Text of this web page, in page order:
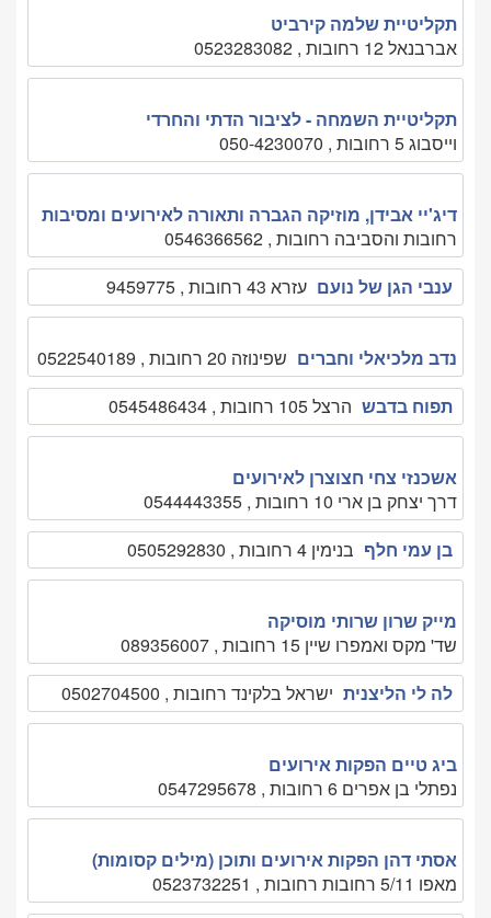
תקליטיית שלמה קירביט
אברבנאל 12 רחובות , 0523283082
תקליטיית השמחה - לציבור הדתי והחרדי
וייסבוג 5 רחובות , 050-4230070
דיג'יי אבידן, מוזיקה הגברה ותאורה לאירועים ומסיבות
רחובות והסביבה רחובות , 0546366562
ענבי הגן של נועם עזרא 43 רחובות , 9459775
נדב מלכיאלי וחברים שפינוזה 20 רחובות , 0522540189
תפוח בדבש הרצל 105 רחובות , 0545486434
אשכנזי צחי חצוצרן לאירועים
דרך יצחק בן ארי 10 רחובות , 0544443355
בן עמי חלף בנימין 4 רחובות , 0505292830
מייק שרון שרותי מוסיקה
שד' מקס ואמפרו שיין 15 רחובות , 089356007
לה לי הליצנית ישראל בלקינד רחובות , 0502704500
ביג טיים הפקות אירועים
נפתלי בן אפרים 6 רחובות , 0547295678
אסתי דהן הפקות אירועים ותוכן (מילים קסומות)
מאפו 5/11 רחובות רחובות , 0523732251